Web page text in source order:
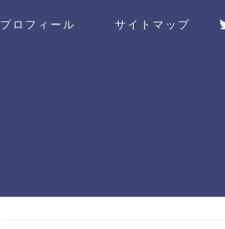
プロフィール サイトマップ